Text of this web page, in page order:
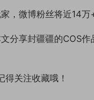
，微博粉丝将近14万+
分享封疆疆的COS
关注收藏哦！